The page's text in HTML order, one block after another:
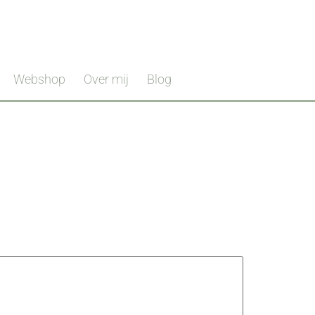
Webshop Over mij Blog